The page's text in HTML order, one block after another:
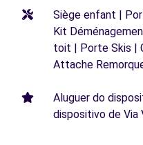
Siège enfant |
Kit
toit | Porte Skis |
Attache
Aluguer do
dispositivo de Via